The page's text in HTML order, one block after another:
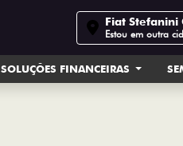
Fiat Stefanini
Estou em outra
SOLUÇÕES FINANCEIRAS